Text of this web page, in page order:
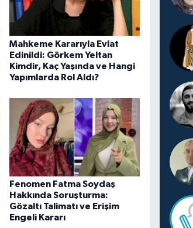
Mahkeme Kararıyla Evlat
Edinildi: Görkem Yeltan
Kimdir, Kaç Yaşında ve Hangi
Yapımlarda Rol Aldı?
Fenomen Fatma Soydaş
Hakkında Soruşturma:
Gözaltı Talimatı ve Erişim
Engeli Kararı